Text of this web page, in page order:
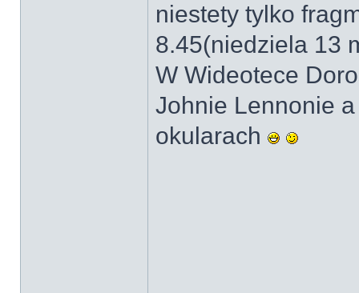
niestety tylko
8.45(niedziela 13
W Wideotece
Johnie Lennonie
okularach